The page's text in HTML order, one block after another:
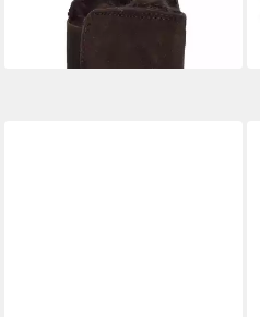
67,99 €
UVP99,90 €